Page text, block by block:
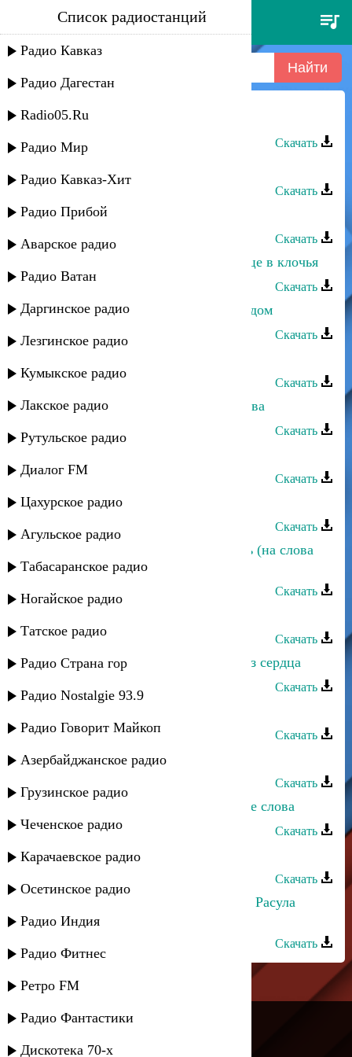
айдамир мугу - ни к чему слова
Список радиостанций
Радио Кавказ
Радио Дагестан
Radio05.Ru
Радио Мир
Радио Кавказ-Хит
Радио Прибой
Аварское радио
Радио Ватан
Даргинское радио
Лезгинское радио
Кумыкское радио
Лакское радио
Рутульское радио
Диалог FM
Цахурское радио
Агульское радио
Табасаранское радио
Ногайское радио
Татское радио
Радио Страна гор
Радио Nostalgie 93.9
Радио Говорит Майкоп
Азербайджанское радио
Грузинское радио
Чеченское радио
Карачаевское радио
Осетинское радио
Радио Индия
Радио Фитнес
Ретро FM
Радио Фантастики
Дискотека 70-х
Айдамир Мугу - Чёрные глаза
Скачать
Скачать
Эльмира Аминова - Слова любви
Скачать
Айдамир Эльдаров, MARU - Сердце в клочья
Скачать
Айдамир Эльдаров - Любовь со льдом
Скачать
Скачать
Патимат Кагирова - Желанные слова
Скачать
Скачать
Макка Магомедова - Слова любви
Скачать
Хизри Асадулаев - В зимнюю ночь (на слова
Гамзата Мутаилова)
Скачать
Скачать
Абдула Магомедмирзоев - Слова из сердца
Скачать
Скачать
Патимат Абдулаева - Твои слова
Скачать
Асхат Айдемиров - Бессмысленные слова
Скачать
Габибат Буттаева - Мои слова
Скачать
Хизри Асадулаев - Балет (на слова Расула
Гамзатова)
Скачать
---
Русское радио